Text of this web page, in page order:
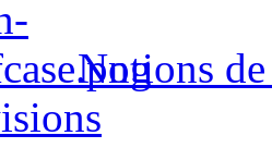
Notions